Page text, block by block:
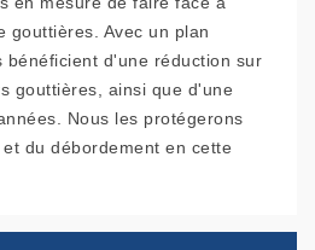
gouttières. Avec un plan
bénéficient d'une réduction sur
gouttières, ainsi que d'une
Nous les protégerons
du débordement en cette